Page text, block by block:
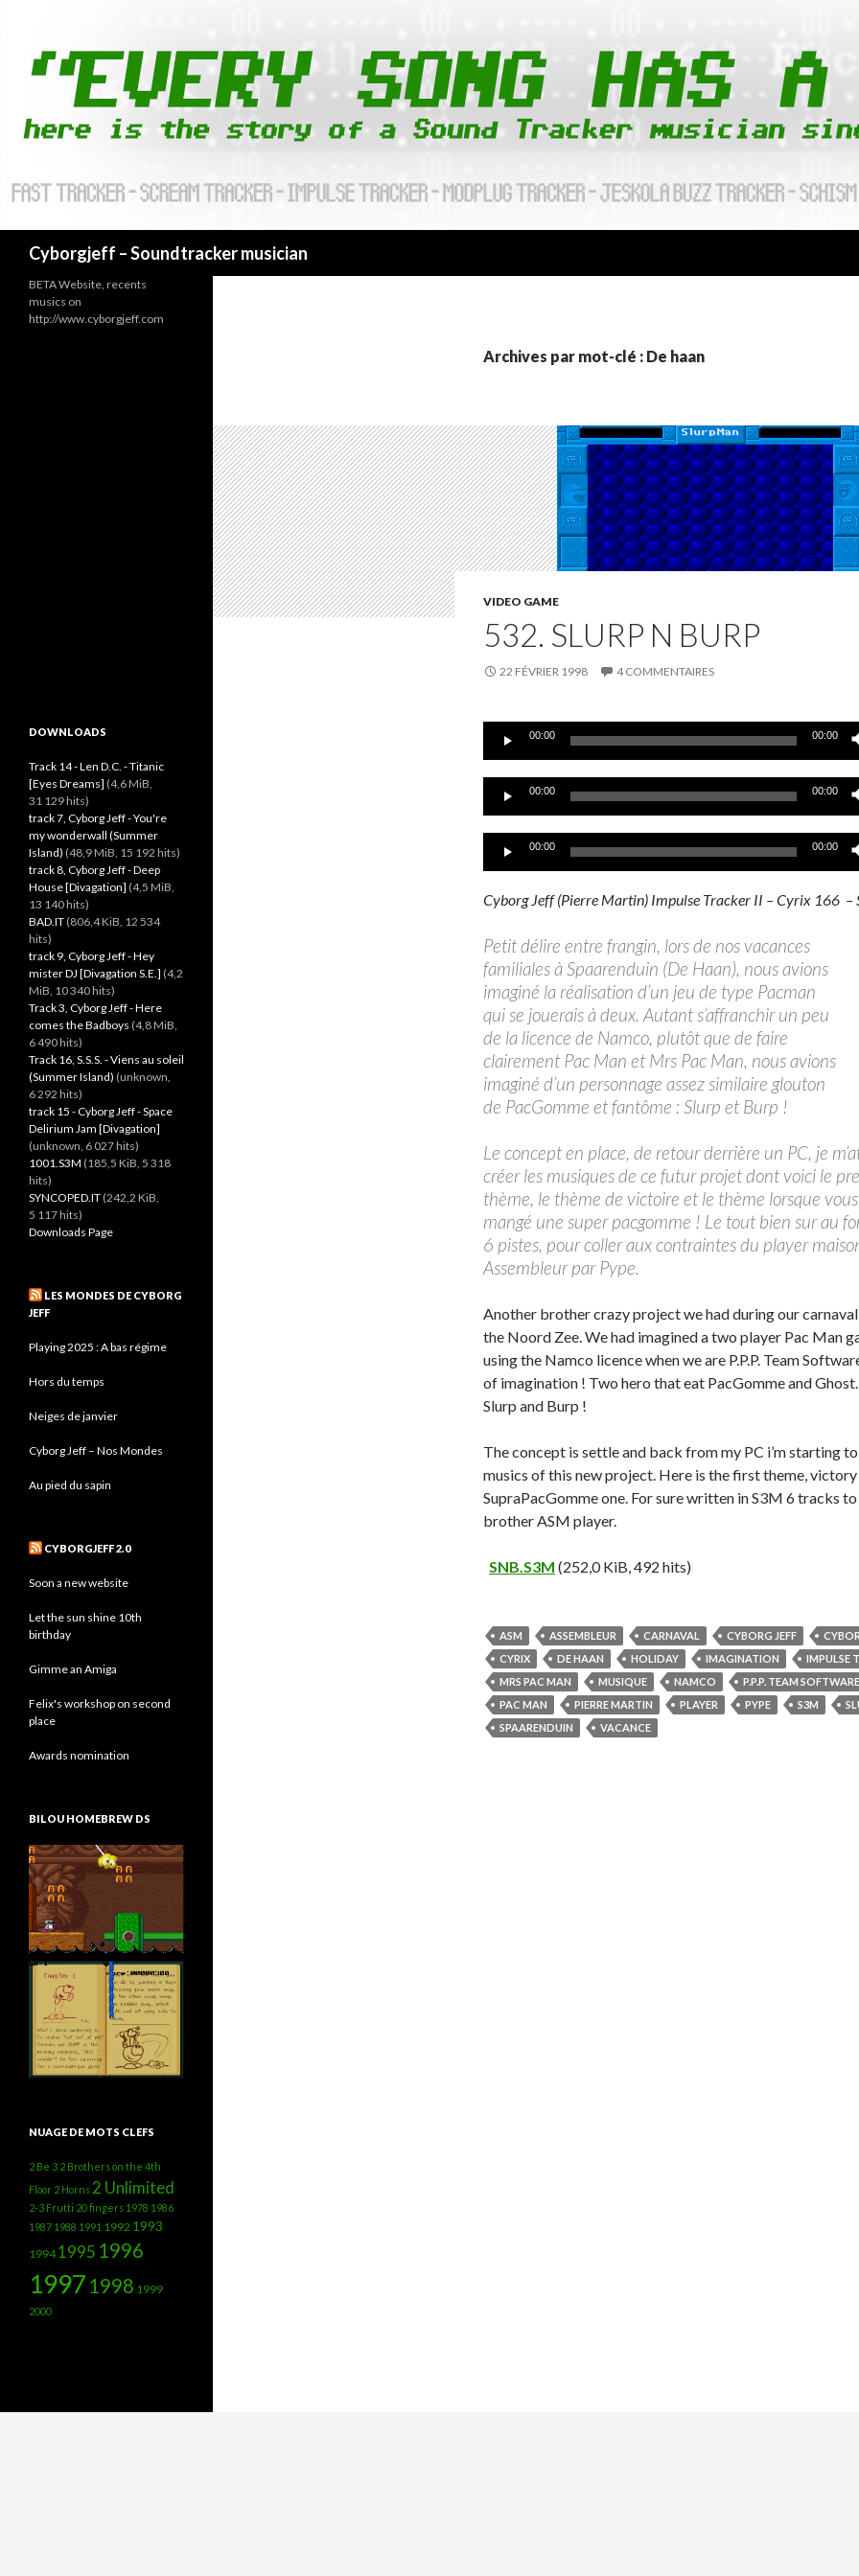
Cyborgjeff – Soundtracker musician
Archives par mot-clé : De haan
VIDEO GAME
532. SLURP N BURP
22 FÉVRIER 1998 4 COMMENTAIRES
Lecteur00:00 00:00
Lecteur00:00 00:00
Lecteur00:00 00:00
Cyborg Jeff (Pierre Martin) Impulse Tracker II – Cyrix 166 –
Petit délire entre frangin, lors de nos vacances
familiales à Spaarenduin (De Haan), nous avions
imaginé la réalisation d’un jeu de type Pacman
qui se jouerais à deux. Autant s’affranchir un peu
de la licence de Namco, plutôt que de faire
clairement Pac Man et Mrs Pac Man, nous avions
imaginé d’un personnage assez similaire glouton
de PacGomme et fantôme : Slurp et Burp !
Le concept en place, de retour derrière un PC, je
créer les musiques de ce futur projet dont voici le
thème, le thème de victoire et le thème lorsque
mangé une super pacgomme ! Le tout bien sur au
6 pistes, pour coller aux contraintes du player
Assembleur par Pype.
Another brother crazy project we had during our
the Noord Zee. We had imagined a two player Pac Man
using the Namco licence when we are P.P.P. Team
of imagination ! Two hero that eat PacGomme and
Slurp and Burp !
The concept is settle and back from my PC i’m starting
musics of this new project. Here is the first theme, victory
SupraPacGomme one. For sure written in S3M 6 tracks
brother ASM player.
SNB.S3M (252,0 KiB, 492 hits)
ASM ASSEMBLEUR CARNAVAL CYBORG JEFF
CYRIX
DE HAAN HOLIDAY IMAGINATION
IMPULSE
MRS PAC MAN
MUSIQUE NAMCO
P.P.P. TEAM SOFTWARE
PAC MAN
PIERRE MARTIN PLAYER PYPE S3M
SPAARENDUIN
VACANCE
BETA Website, recents
musics on
http://www.cyborgjeff.com
DOWNLOADS
Track 14 - Len D.C. - Titanic
[Eyes Dreams] (4,6 MiB,
31 129 hits)
track 7, Cyborg Jeff - You're
my wonderwall (Summer
Island) (48,9 MiB, 15 192 hits)
track 8, Cyborg Jeff - Deep
House [Divagation] (4,5 MiB,
13 140 hits)
BAD.IT (806,4 KiB, 12 534
hits)
track 9, Cyborg Jeff - Hey
mister DJ [Divagation S.E.] (4,2
MiB, 10 340 hits)
Track 3, Cyborg Jeff - Here
comes the Badboys (4,8 MiB,
6 490 hits)
Track 16, S.S.S. - Viens au soleil
(Summer Island) (unknown,
6 292 hits)
track 15 - Cyborg Jeff - Space
Delirium Jam [Divagation]
(unknown, 6 027 hits)
1001.S3M (185,5 KiB, 5 318
hits)
SYNCOPED.IT (242,2 KiB,
5 117 hits)
Downloads Page
LES MONDES DE CYBORG
JEFF
Playing 2025 : A bas régime
Hors du temps
Neiges de janvier
Cyborg Jeff – Nos Mondes
Au pied du sapin
CYBORGJEFF 2.0
Soon a new website
Let the sun shine 10th
birthday
Gimme an Amiga
Felix's workshop on second
place
Awards nomination
BILOU HOMEBREW DS
NUAGE DE MOTS CLEFS
2 Be 3 2 Brothers on the 4th
Floor 2 Horns 2 Unlimited
2-3 Frutti 20 fingers 1978 1986
1987 1988 1991 1992 1993
1994 1995 1996
1997 1998 1999
2000